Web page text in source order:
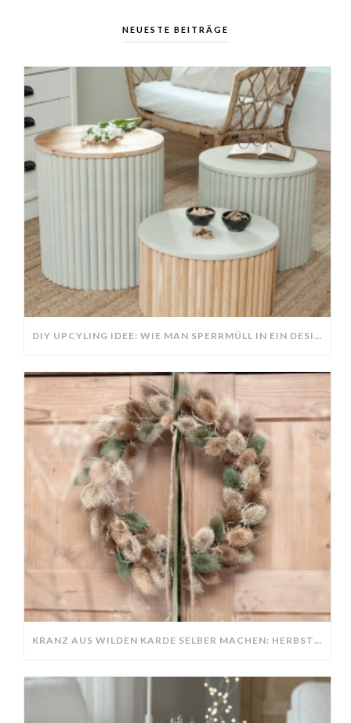
NEUESTE BEITRÄGE
DIY UPCYLING IDEE: WIE MAN SPERRMÜLL IN EIN DESIGNER TEIL VERWANDELT
KRANZ AUS WILDEN KARDE SELBER MACHEN: HERBSTDEKO GANZ EINFACH